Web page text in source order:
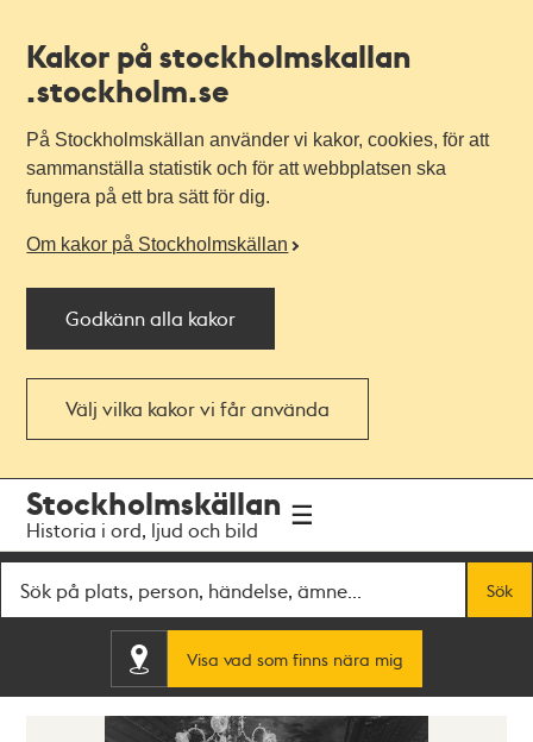
Kakor på stockholmskallan
.stockholm.se
På Stockholmskällan använder vi kakor, cookies, för att
sammanställa statistik och för att webbplatsen ska
fungera på ett bra sätt för dig.
Om kakor på Stockholmskällan
Godkänn alla kakor
Välj vilka kakor vi får använda
navigationen
huvudinnehållet
Stockholmskällan
Historia i ord, ljud och bild
Sök
Visa vad som finns nära mig